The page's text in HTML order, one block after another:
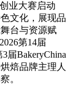
业大赛启动
文化，展现品
台与资源赋
第14届
届BakeryChina
焙品牌主理人
。